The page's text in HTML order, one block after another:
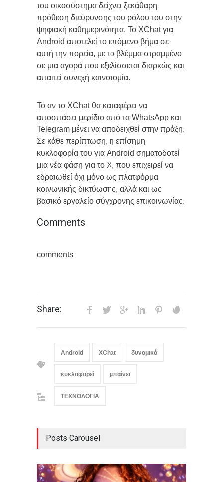
του οικοσύστημα δείχνει ξεκάθαρη
πρόθεση διεύρυνσης του ρόλου του στην
ψηφιακή καθημερινότητα. Το XChat για
Android αποτελεί το επόμενο βήμα σε
αυτή την πορεία, με το βλέμμα στραμμένο
σε μια αγορά που εξελίσσεται διαρκώς και
απαιτεί συνεχή καινοτομία.
Το αν το XChat θα καταφέρει να
αποσπάσει μερίδιο από τα WhatsApp και
Telegram μένει να αποδειχθεί στην πράξη.
Σε κάθε περίπτωση, η επίσημη
κυκλοφορία του για Android σηματοδοτεί
μια νέα φάση για το X, που επιχειρεί να
εδραιωθεί όχι μόνο ως πλατφόρμα
κοινωνικής δικτύωσης, αλλά και ως
βασικό εργαλείο σύγχρονης επικοινωνίας.
Comments
comments
Share:
Android XChat δυναμικά
κυκλοφορεί μπαίνει
ΤΕΧΝΟΛΟΓΙΑ
Posts Carousel